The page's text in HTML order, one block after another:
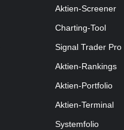
Aktien-Screener
Charting-Tool
Signal Trader Pro
Aktien-Rankings
Aktien-Portfolio
Aktien-Terminal
Systemfolio